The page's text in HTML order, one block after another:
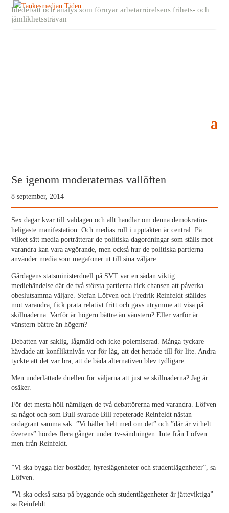
Idédebatt och analys som förnyar arbetarrörelsens frihets- och
jämlikhetssträvan
Se igenom moderaternas vallöften
8 september, 2014
Sex dagar kvar till valdagen och allt handlar om denna demokratins
heligaste manifestation. Och medias roll i upptakten är central. På
vilket sätt media porträtterar de politiska dagordningar som ställs mot
varandra kan vara avgörande, men också hur de politiska partierna
använder media som megafoner ut till sina väljare.
Gårdagens statsministerduell på SVT var en sådan viktig
mediehändelse där de två största partierna fick chansen att påverka
obeslutsamma väljare. Stefan Löfven och Fredrik Reinfeldt ställdes
mot varandra, fick prata relativt fritt och gavs utrymme att visa på
skillnaderna. Varför är högern bättre än vänstern? Eller varför är
vänstern bättre än högern?
Debatten var saklig, lågmäld och icke-polemiserad. Många tyckare
hävdade att konfliktnivån var för låg, att det hettade till för lite. Andra
tyckte att det var bra, att de båda alternativen blev tydligare.
Men underlättade duellen för väljarna att just se skillnaderna? Jag är
osäker.
För det mesta höll nämligen de två debattörerna med varandra. Löfven
sa något och som Bull svarade Bill repeterade Reinfeldt nästan
ordagrant samma sak. ”Vi håller helt med om det” och ”där är vi helt
överens” hördes flera gånger under tv-sändningen. Inte från Löfven
men från Reinfeldt.
”Vi ska bygga fler bostäder, hyreslägenheter och studentlägenheter”, sa
Löfven.
”Vi ska också satsa på byggande och studentlägenheter är jätteviktiga”
sa Reinfeldt.